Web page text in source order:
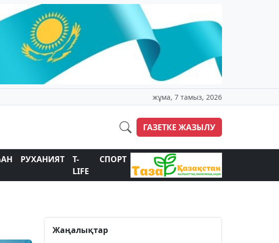
жұма, 7 тамыз, 2026
ГАЗЕТКЕ ЖАЗЫЛУ
РУХАНИЯТ
T-
LIFE
СПОРТ
Жаңалықтар